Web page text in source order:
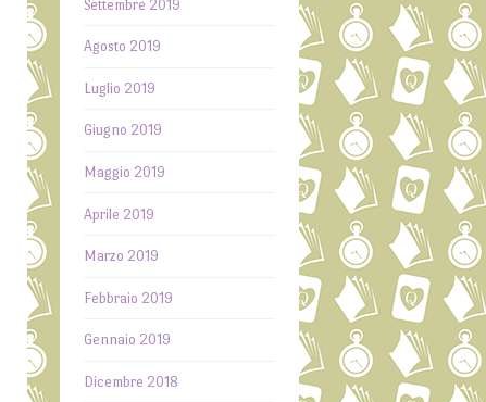
Settembre 2019
Agosto 2019
Luglio 2019
Giugno 2019
Maggio 2019
Aprile 2019
Marzo 2019
Febbraio 2019
Gennaio 2019
Dicembre 2018